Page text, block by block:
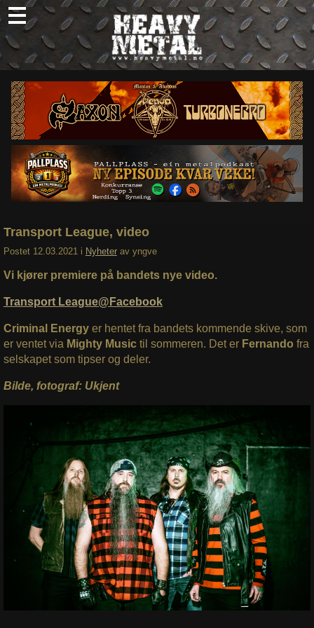
Skip
to
content
Nyheter
Omtaler
Intervjuer
Om oss
Abonner
Søk
Transport League, video
Postet 12.03.2021 i Nyheter av yngve
Vi kjører premiere på bandets nye video.
Transport League@Facebook
Criminal Energyer hentet fra bandets kommende skive, som
er ventet via Mighty Musictil sommeren. Det er Fernando fra
selskapet som tipser og deler.
Bilde, fotograf: Ukjent